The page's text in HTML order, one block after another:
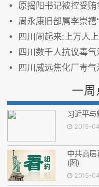
原揭阳书记被控受
周永康旧部属李崇禧
四川闹起来:上万人
四川数千人抗议毒
四川威远焦化厂毒
一
习近平与
2015-
中共高层
(图)
2015-